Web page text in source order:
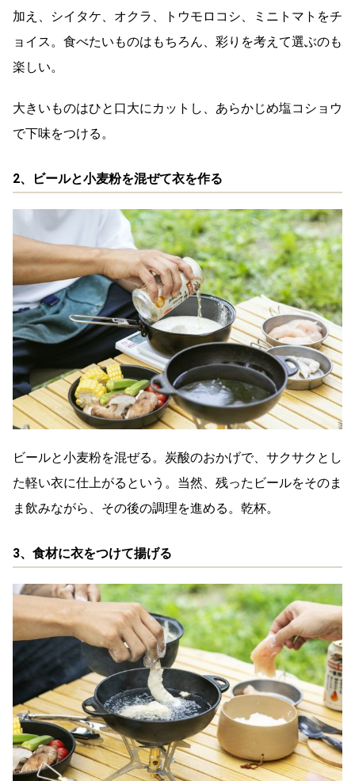
加え、シイタケ、オクラ、トウモロコシ、ミニトマトをチ
ョイス。食べたいものはもちろん、彩りを考えて選ぶのも
楽しい。
大きいものはひと口大にカットし、あらかじめ塩コショウ
で下味をつける。
2、ビールと小麦粉を混ぜて衣を作る
ビールと小麦粉を混ぜる。炭酸のおかげで、サクサクとし
た軽い衣に仕上がるという。当然、残ったビールをそのま
ま飲みながら、その後の調理を進める。乾杯。
3、食材に衣をつけて揚げる